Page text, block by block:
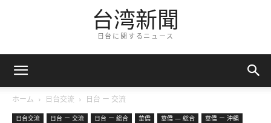
台湾新聞
日台に関するニュース
ホーム 日台交流 日台 ー 交流
日台交流 日台 ー 交流 日台 ー 総合 華僑 華僑 — 総合 華僑 ー 沖縄